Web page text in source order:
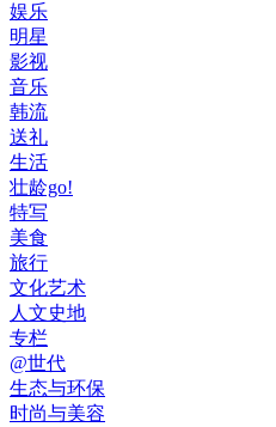
娱乐
明星
影视
音乐
韩流
送礼
生活
壮龄go!
特写
美食
旅行
文化艺术
人文史地
专栏
@世代
生态与环保
时尚与美容